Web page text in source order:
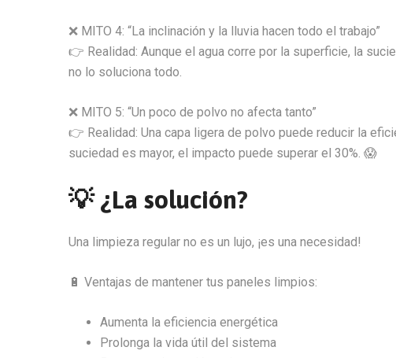
❌ MITO 4: “La inclinación y la lluvia hacen todo el trabajo”
👉 Realidad: Aunque el agua corre por la superficie, la
no lo soluciona todo.
❌ MITO 5: “Un poco de polvo no afecta tanto”
👉 Realidad: Una capa ligera de polvo puede reducir la
suciedad es mayor, el impacto puede superar el 30%. 😱
💡 ¿La solución?
Una limpieza regular no es un lujo, ¡es una necesidad!
🔋 Ventajas de mantener tus paneles limpios:
Aumenta la eficiencia energética
Prolonga la vida útil del sistema